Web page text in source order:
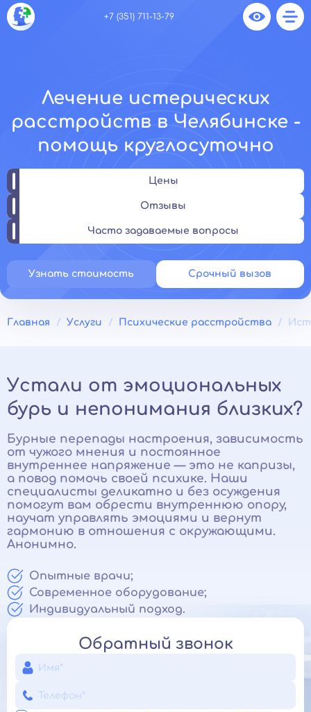
+7 (351) 711-13-79
Лечение истерических
расстройств в Челябинске -
помощь круглосуточно
Цены
Отзывы
Часто задаваемые вопросы
Узнать стоимость Срочный вызов
Главная Услуги Психические расстройства
Устали от эмоциональных
бурь и непонимания близких?
Бурные перепады настроения, зависимость
от чужого мнения и постоянное
внутреннее напряжение — это не капризы,
а повод помочь своей психике. Наши
специалисты деликатно и без осуждения
помогут вам обрести внутреннюю опору,
научат управлять эмоциями и вернут
гармонию в отношения с окружающими.
Анонимно.
Опытные врачи;
Современное оборудование;
Индивидуальный подход.
Обратный звонок